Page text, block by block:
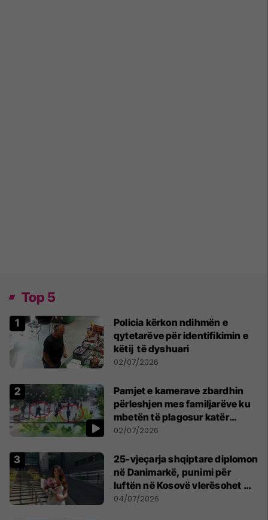
Top 5
Policia kërkon ndihmën e
qytetarëve për identifikimin e
këtij të dyshuari
02/07/2026
Pamjet e kamerave zbardhin
përleshjen mes familjarëve ku
mbetën të plagosur katër
persona
02/07/2026
25-vjeçarja shqiptare diplomon
në Danimarkë, punimi për
luftën në Kosovë vlerësohet me
notën më të lartë
04/07/2026